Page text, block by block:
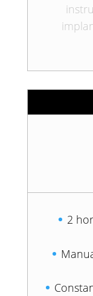
2